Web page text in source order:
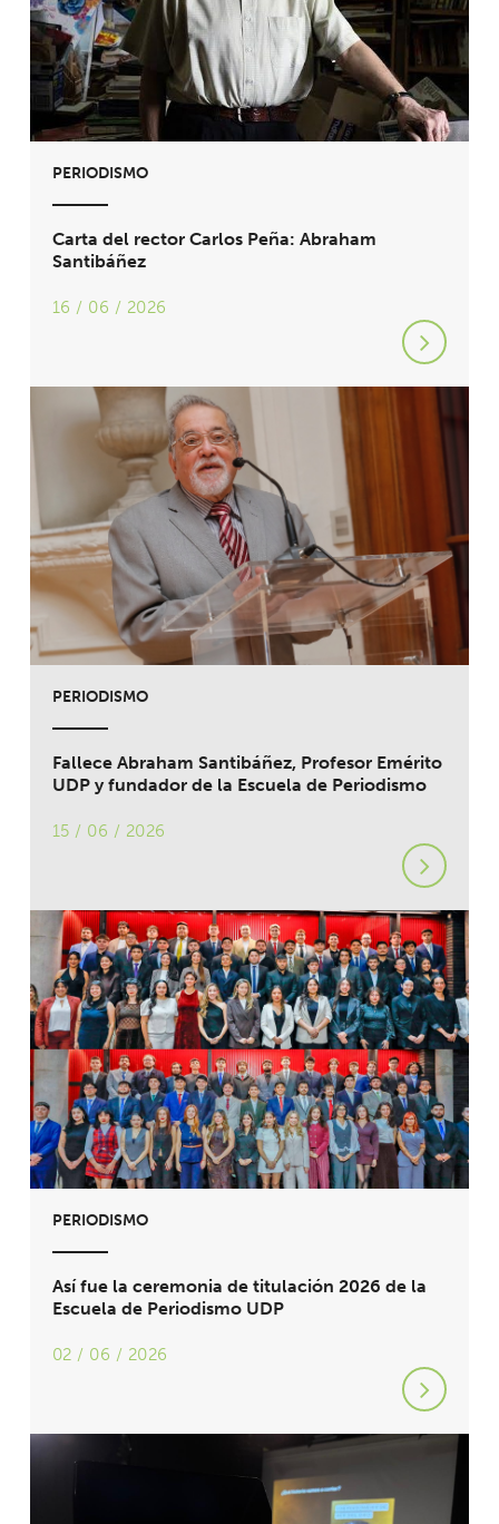
PERIODISMO
Carta del rector Carlos Peña: Abraham
Santibáñez
16 / 06 / 2026
PERIODISMO
Fallece Abraham Santibáñez, Profesor Emérito
UDP y fundador de la Escuela de Periodismo
15 / 06 / 2026
PERIODISMO
Así fue la ceremonia de titulación 2026 de la
Escuela de Periodismo UDP
02 / 06 / 2026